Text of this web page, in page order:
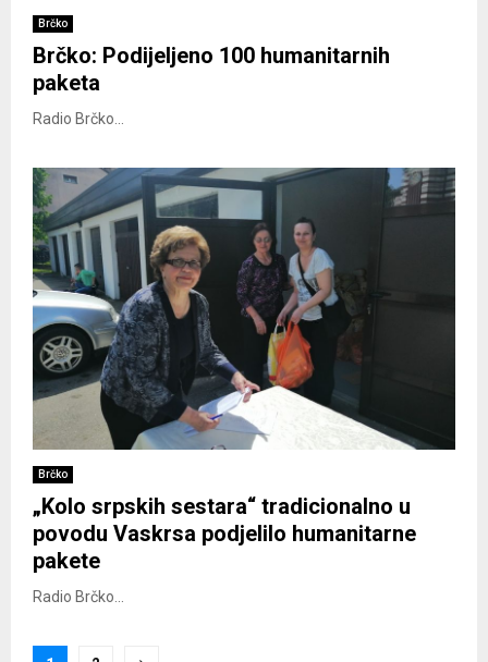
Brčko
Brčko: Podijeljeno 100 humanitarnih
paketa
Radio Brčko...
Brčko
„Kolo srpskih sestara“ tradicionalno u
povodu Vaskrsa podjelilo humanitarne
pakete
Radio Brčko...